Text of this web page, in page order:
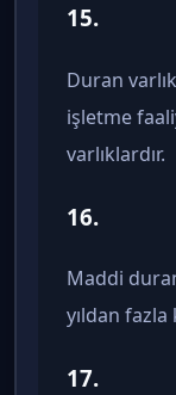
15.
Duran
işletme
varlıklardır.
16.
Maddi
yıldan
17.